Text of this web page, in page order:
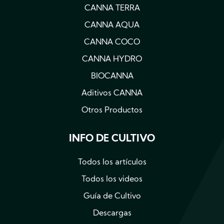
CANNA TERRA
CANNA AQUA
CANNA COCO
CANNA HYDRO
BIOCANNA
Aditivos CANNA
Otros Productos
INFO DE CULTIVO
Todos los artículos
Todos los videos
Guía de Cultivo
Descargas